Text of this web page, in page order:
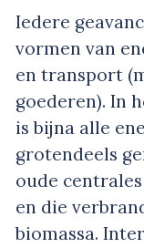
Iedere
vormen van
en transport
goederen). In
is bijna alle
grotendeels
oude
en die
biomassa.